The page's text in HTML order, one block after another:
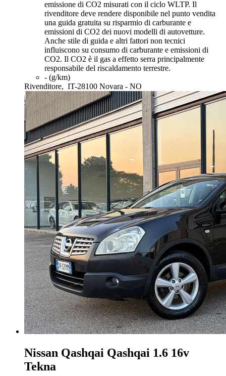
emissione di CO2 misurati con il ciclo WLTP. Il
rivenditore deve rendere disponibile nel punto vendita
una guida gratuita su risparmio di carburante e
emissioni di CO2 dei nuovi modelli di autovetture.
Anche stile di guida e altri fattori non tecnici
influiscono su consumo di carburante e emissioni di
CO2. Il CO2 è il gas a effetto serra principalmente
responsabile del riscaldamento terrestre.
- (g/km)
Rivenditore, IT-28100 Novara - NO
Nissan Qashqai Qashqai 1.6 16v
Tekna